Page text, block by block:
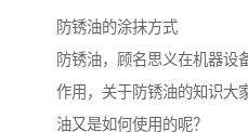
防锈油的涂抹方式
防锈油，顾名思义在机器设
作用，关于防锈油的知识大
油又是如何使用的呢？